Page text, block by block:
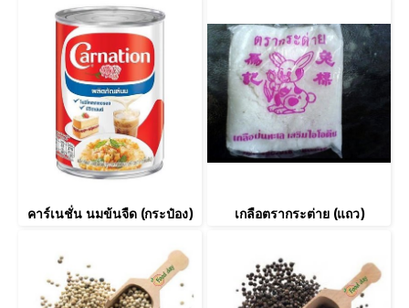
คาร์เนชั่น นมข้นจืด (กระป๋อง) เกลือตรากระต่าย (แถว)